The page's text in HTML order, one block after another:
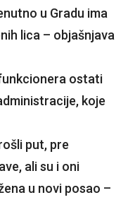
u Gradu ima
lica – objašnjava
ostati
koje
put, pre
ali su i oni
u novi posao –